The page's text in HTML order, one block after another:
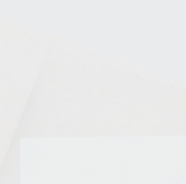
ввода имени.